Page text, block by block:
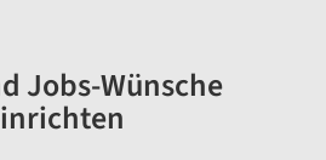
Jobs-Wünsche